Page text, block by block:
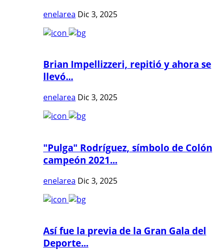
enelarea Dic 3, 2025
Brian Impellizzeri, repitió y ahora se
llevó...
enelarea Dic 3, 2025
"Pulga" Rodríguez, símbolo de Colón
campeón 2021...
enelarea Dic 3, 2025
Así fue la previa de la Gran Gala del
Deporte...